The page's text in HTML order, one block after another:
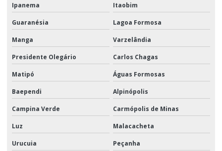
Ipanema Itaobim
Guaranésia Lagoa Formosa
Manga Varzelândia
Presidente Olegário Carlos Chagas
Matipó Águas Formosas
Baependi Alpinópolis
Campina Verde Carmópolis de Minas
Luz Malacacheta
Urucuia Peçanha